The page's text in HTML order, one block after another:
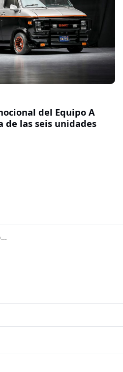
del Equipo A
de las seis unidades